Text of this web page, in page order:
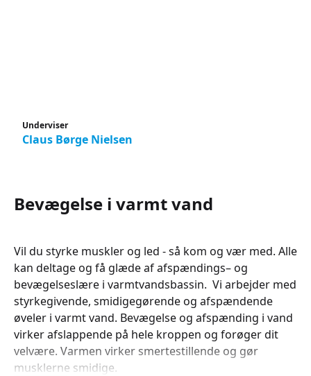
Underviser
Claus Børge Nielsen
Bevægelse i varmt vand
Vil du styrke muskler og led - så kom og vær med. Alle
kan deltage og få glæde af afspændings– og
bevægelseslære i varmtvandsbassin. Vi arbejder med
styrkegivende, smidigegørende og afspændende
øveler i varmt vand. Bevægelse og afspænding i vand
virker afslappende på hele kroppen og forøger dit
velvære. Varmen virker smertestillende og gør
musklerne smidige.